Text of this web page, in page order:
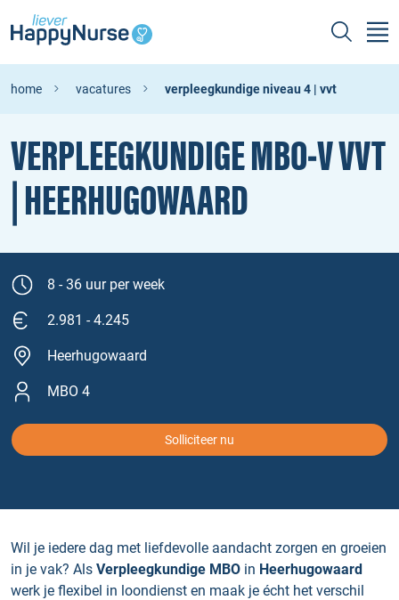
home vacatures verpleegkundige niveau 4 | vvt
VERPLEEGKUNDIGE MBO‑V VVT
| HEERHUGOWAARD
8 - 36 uur per week
2.981 - 4.245
Heerhugowaard
MBO 4
Solliciteer nu
Wil je iedere dag met liefdevolle aandacht zorgen en groeien
in je vak? Als Verpleegkundige MBO in Heerhugowaard
werk je flexibel in loondienst en maak je écht het verschil